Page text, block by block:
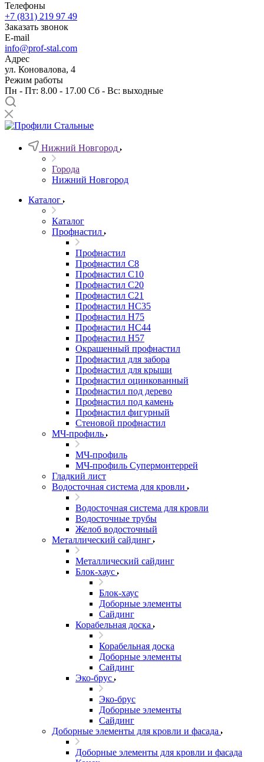
Телефоны
+7 (831) 219 97 49
Заказать звонок
E-mail
info@prof-stal.com
Адрес
ул. Коновалова, 4
Режим работы
Пн - Пт: 8.00 - 17.00 Сб - Вс: выходные
Нижний Новгород
Города
Нижний Новгород
Каталог
Каталог
Профнастил
Профнастил
Профнастил С8
Профнастил С10
Профнастил С20
Профнастил С21
Профнастил НС35
Профнастил Н75
Профнастил HC44
Профнастил Н57
Окрашенный профнастил
Профнастил для забора
Профнастил для крыши
Профнастил оцинкованный
Профнастил под дерево
Профнастил под камень
Профнастил фигурный
Стеновой профнастил
МЧ-профиль
МЧ-профиль
МЧ-профиль Супермонтеррей
Гладкий лист
Водосточная система для кровли
Водосточная система для кровли
Водосточные трубы
Желоб водосточный
Металлический сайдинг
Металлический сайдинг
Блок-хаус
Блок-хаус
Доборные элементы
Сайдинг
Корабельная доска
Корабельная доска
Доборные элементы
Сайдинг
Эко-брус
Эко-брус
Доборные элементы
Сайдинг
Доборные элементы для кровли и фасада
Доборные элементы для кровли и фасада